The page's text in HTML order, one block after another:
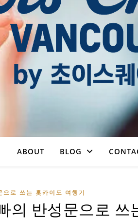
ABOUT BLOG
으로 쓰는 홋카이도 여행기
의 반성문으로 쓰